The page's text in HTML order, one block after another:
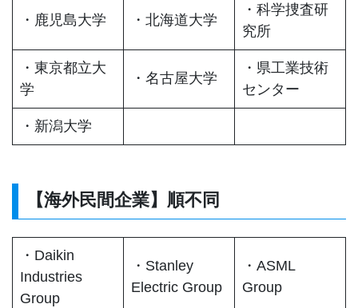
・鹿児島大学 ・北海道大学
・科学捜査研
究所
・東京都立大
学
・名古屋大学
・県工業技術
センター
・新潟大学
【海外民間企業】順不同
・Daikin
Industries
Group
・Stanley
Electric Group
・ASML
Group